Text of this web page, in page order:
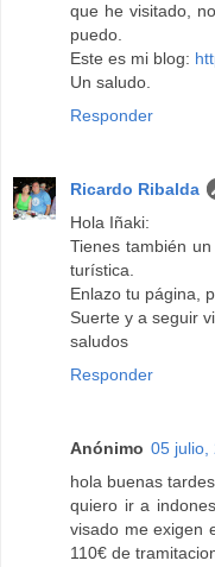
que he visitado,
puedo.
Este es mi blog:
Un saludo.
Responder
Ricardo Ribalda
Hola Iñaki:
Tienes también
turística.
Enlazo tu página,
Suerte y a seguir
saludos
Responder
Anónimo 05 julio,
hola buenas
quiero ir a
visado me exigen
110€ de